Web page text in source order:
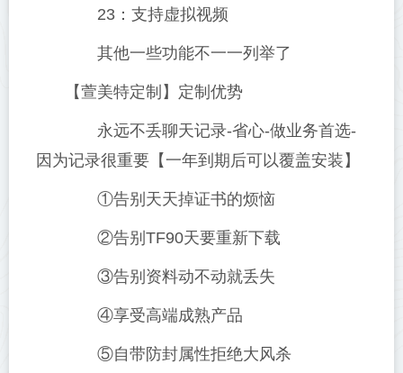
23：支持虚拟视频
其他一些功能不一一列举了
【萱美特定制】定制优势
永远不丢聊天记录-省心-做业务首选-
因为记录很重要【一年到期后可以覆盖安装】
①告别天天掉证书的烦恼
②告别TF90天要重新下载
③告别资料动不动就丢失
④享受高端成熟产品
⑤自带防封属性拒绝大风杀